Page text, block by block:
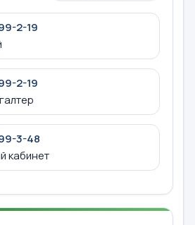
2-19
2-19
3-48
кабинет